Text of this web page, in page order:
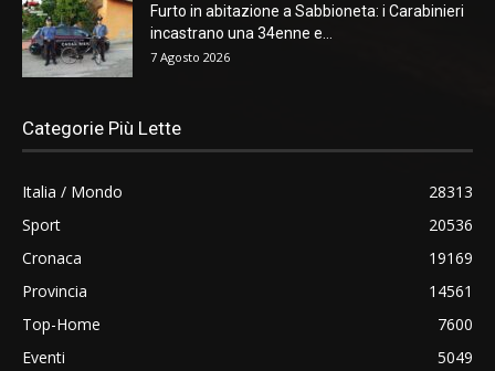
Furto in abitazione a Sabbioneta: i Carabinieri
incastrano una 34enne e...
7 Agosto 2026
Categorie Più Lette
Italia / Mondo
28313
Sport
20536
Cronaca
19169
Provincia
14561
Top-Home
7600
Eventi
5049